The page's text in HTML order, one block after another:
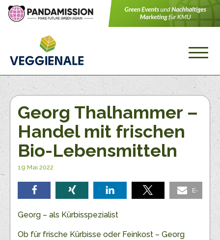
Georg Thalhammer –
Handel mit frischen
Bio-Lebensmitteln
19 Mai 2022
teilen teilen
E-
Georg – als Kürbisspezialist
Ob für frische Kürbisse oder Feinkost – Georg